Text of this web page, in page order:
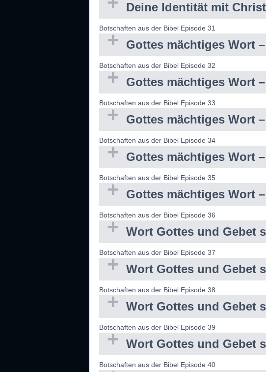
Deine Identität mit
Botschaften aus der Bibel Episode 31
Gottes mächtiges Wort
Botschaften aus der Bibel Episode 32
Gottes mächtiges Wort
Botschaften aus der Bibel Episode 33
Gottes mächtiges Wort
Botschaften aus der Bibel Episode 34
Gottes mächtiges Wort
Botschaften aus der Bibel Episode 35
Gottes mächtiges Wort
Botschaften aus der Bibel Episode 36
Wort Gottes und Gebet
Botschaften aus der Bibel Episode 37
Wort Gottes und Gebet
Botschaften aus der Bibel Episode 38
Wort Gottes und Gebet
Botschaften aus der Bibel Episode 39
Wort Gottes und Gebet
Botschaften aus der Bibel Episode 40